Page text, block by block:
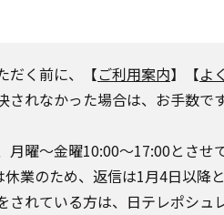
だく前に、【ご利用案内】【よ
されなかった場合は、お手数
月曜～金曜10:00～17:00とさせ
業のため、返信は1月4日以降
されている方は、日テレポシ